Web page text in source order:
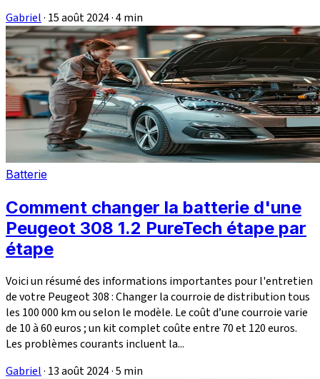
Gabriel· 15 août 2024·4 min
Batterie
Comment changer la batterie d'une
Peugeot 308 1.2 PureTech étape par
étape
Voici un résumé des informations importantes pour l'entretien
de votre Peugeot 308 : Changer la courroie de distribution tous
les 100 000 km ou selon le modèle. Le coût d’une courroie varie
de 10 à 60 euros ; un kit complet coûte entre 70 et 120 euros.
Les problèmes courants incluent la...
Gabriel· 13 août 2024·5 min